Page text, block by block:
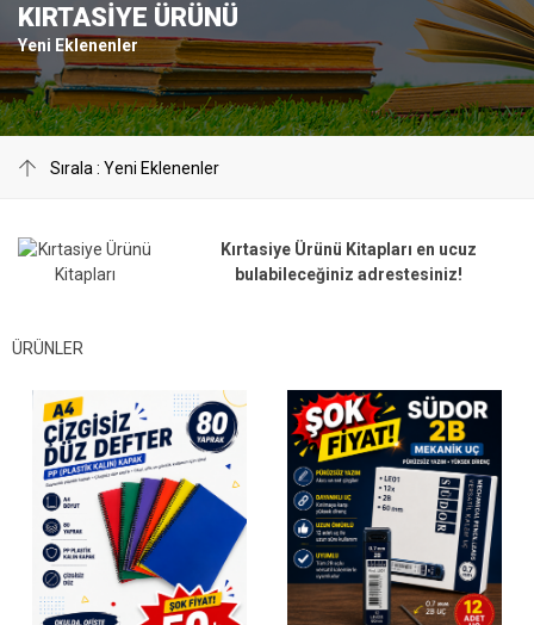
KIRTASIYE ÜRÜNÜ
Yeni Eklenenler
Kırtasiye Ürünü Kitapları en ucuz
bulabileceğiniz adrestesiniz!
ÜRÜNLER